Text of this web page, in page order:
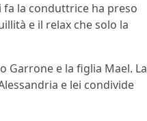
fa la conduttrice ha preso
e il relax che solo la
Garrone e la figlia Mael. La
e lei condivide